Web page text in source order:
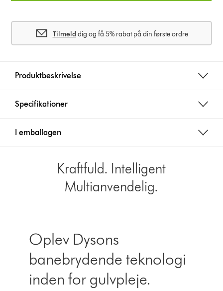
Tilmeld dig og få 5% rabat på din første ordre
Produktbeskrivelse
Specifikationer
I emballagen
Kraftfuld. Intelligent
Multianvendelig.
Oplev Dysons
banebrydende teknologi
inden for gulvpleje.